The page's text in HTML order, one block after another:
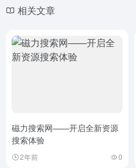
相关文章
磁力搜索网——开启全新资源
搜索体验
2年前 0